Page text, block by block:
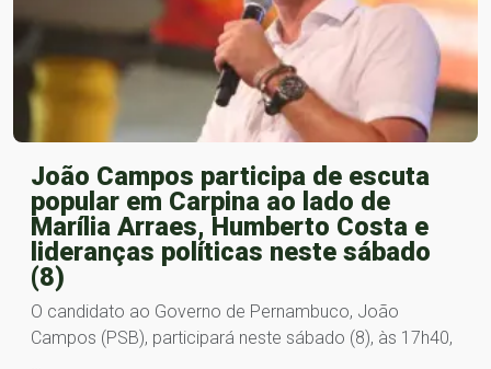
João Campos participa de escuta
popular em Carpina ao lado de
Marília Arraes, Humberto Costa e
lideranças políticas neste sábado
(8)
O candidato ao Governo de Pernambuco, João
Campos (PSB), participará neste sábado (8), às 17h40,
…